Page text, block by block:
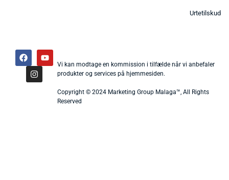
Urtetilskud
Vi kan modtage en kommission i tilfælde når vi anbefaler
produkter og services på hjemmesiden.
Copyright © 2024 Marketing Group Malaga™, All Rights
Reserved